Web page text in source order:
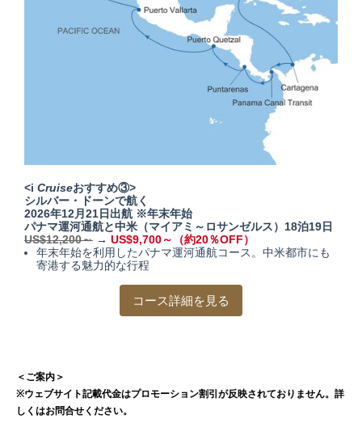
<i Cruiseおすすめ③>
シルバー・ドーンで航く
2026年12月21日出航 ※年末年始
パナマ運河通航と中米（マイアミ～ロサンゼルス）18泊19日
US$12,200～ → US$9,700～（約20％OFF）
年末年始を利用したパナマ運河通航コース。中米都市にも
寄港する魅力的な行程
コース詳細を見る
＜ご案内＞
※ウェブサイト記載代金はプロモーション割引が反映されておりません。詳
しくはお問合せください。